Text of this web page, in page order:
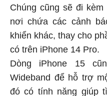
Chúng cũng sẽ đi
nơi chứa các cảnh
khiển khác, thay cho
có trên iPhone 14 Pro.
Dòng iPhone 15
Wideband để hỗ trợ
đó có tính năng giúp